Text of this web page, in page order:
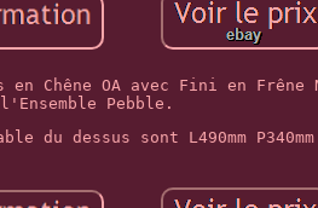
Chêne OA avec Fini en Frêne
l'Ensemble Pebble.
du dessus sont L490mm P340mm